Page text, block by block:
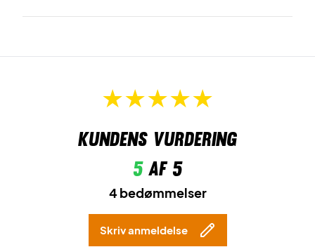
Kundens vurdering
5af 5
4 bedømmelser
Skriv anmeldelse